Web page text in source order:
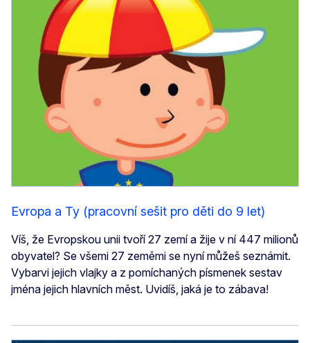
Evropa a Ty (pracovní sešit pro děti do 9 let)
Víš, že Evropskou unii tvoří 27 zemí a žije v ní 447 milionů
obyvatel? Se všemi 27 zeměmi se nyní můžeš seznámit.
Vybarvi jejich vlajky a z pomíchaných písmenek sestav
jména jejich hlavních měst. Uvidíš, jaká je to zábava!